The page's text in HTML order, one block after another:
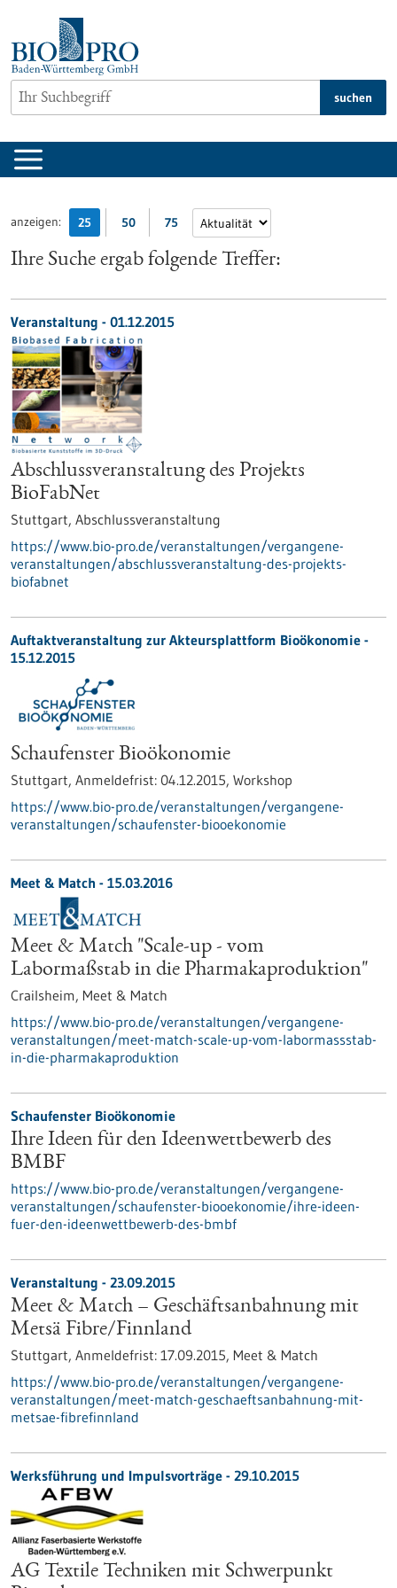
springen
suchen
anzeigen: 25 50 75
Ihre Suche ergab folgende Treffer:
Veranstaltung - 01.12.2015
Abschlussveranstaltung des Projekts
BioFabNet
Stuttgart, Abschlussveranstaltung
https://www.bio-pro.de/veranstaltungen/vergangene-
veranstaltungen/abschlussveranstaltung-des-projekts-
biofabnet
Auftaktveranstaltung zur Akteursplattform Bioökonomie -
15.12.2015
Schaufenster Bioökonomie
Stuttgart, Anmeldefrist: 04.12.2015, Workshop
https://www.bio-pro.de/veranstaltungen/vergangene-
veranstaltungen/schaufenster-biooekonomie
Meet & Match - 15.03.2016
Meet & Match "Scale-up - vom
Labormaßstab in die Pharmakaproduktion"
Crailsheim, Meet & Match
https://www.bio-pro.de/veranstaltungen/vergangene-
veranstaltungen/meet-match-scale-up-vom-labormassstab-
in-die-pharmakaproduktion
Schaufenster Bioökonomie
Ihre Ideen für den Ideenwettbewerb des
BMBF
https://www.bio-pro.de/veranstaltungen/vergangene-
veranstaltungen/schaufenster-biooekonomie/ihre-ideen-
fuer-den-ideenwettbewerb-des-bmbf
Veranstaltung - 23.09.2015
Meet & Match – Geschäftsanbahnung mit
Metsä Fibre/Finnland
Stuttgart, Anmeldefrist: 17.09.2015, Meet & Match
https://www.bio-pro.de/veranstaltungen/vergangene-
veranstaltungen/meet-match-geschaeftsanbahnung-mit-
metsae-fibrefinnland
Werksführung und Impulsvorträge - 29.10.2015
AG Textile Techniken mit Schwerpunkt